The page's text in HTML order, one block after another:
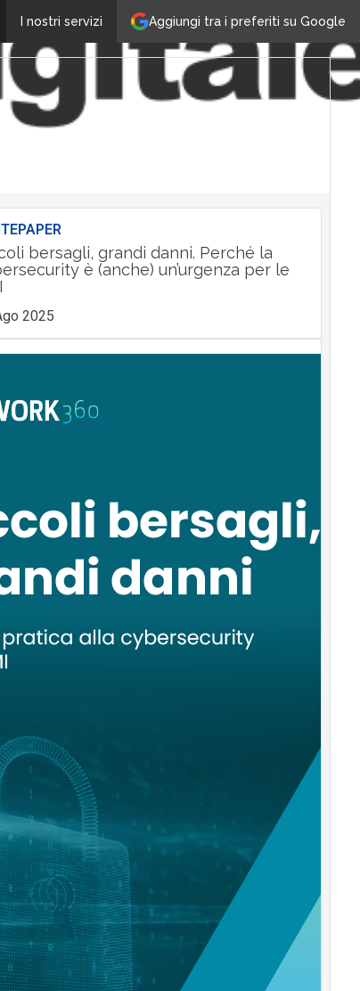
Aggiungi tra i preferiti su Google
I nostri servizi
bersagli, grandi danni. Perché la
è (anche) un’urgenza per le
2025